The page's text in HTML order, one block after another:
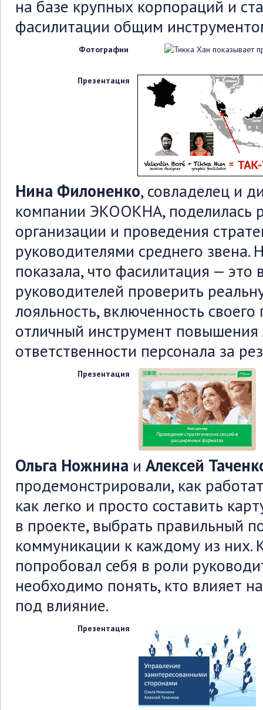
на базе крупных корпораций и
фасилитации общим
Фотографии
Презентация
Нина Филоненко, совладелец и
компании ЭКООКНА, поделилась
организации и проведения
руководителями среднего
показала, что фасилитация — это
руководителей проверить
лояльность, включенность
отличный инструмент повышения
ответственности персонала за
Презентация
Ольга Ножнина и Алексей
продемонстрировали, как
как легко и просто составить
в проекте, выбрать правильный
коммуникации к каждому из них.
попробовал себя в роли
необходимо понять, кто влияет
под влияние.
Презентация